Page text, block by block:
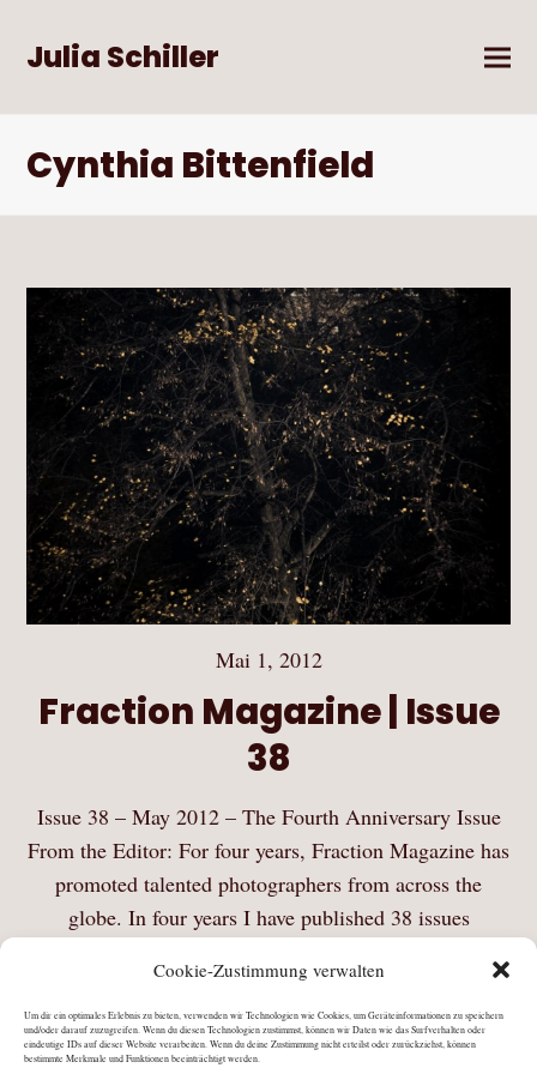
Cookie-Zustimmung verwalten
Um dir ein optimales Erlebnis zu bieten, verwenden wir Technologien wie Cookies, um Geräteinformationen zu speichern
und/oder darauf zuzugreifen. Wenn du diesen Technologien zustimmst, können wir Daten wie das Surfverhalten oder
eindeutige IDs auf dieser Website verarbeiten. Wenn du deine Zustimmung nicht erteilst oder zurückziehst, können
bestimmte Merkmale und Funktionen beeinträchtigt werden.
Julia Schiller
Cynthia Bittenfield
Mai 1, 2012
Fraction Magazine | Issue
38
Issue 38 – May 2012 – The Fourth Anniversary Issue
From the Editor: For four years, Fraction Magazine has
promoted talented photographers from across the
globe. In four years I have published 38 issues